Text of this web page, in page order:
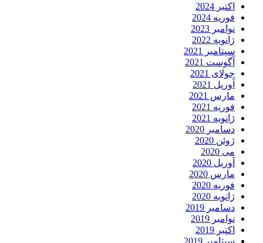
اکتبر 2024
فوریه 2024
نوامبر 2023
ژانویه 2022
سپتامبر 2021
آگوست 2021
جولای 2021
آوریل 2021
مارس 2021
فوریه 2021
ژانویه 2021
دسامبر 2020
ژوئن 2020
می 2020
آوریل 2020
مارس 2020
فوریه 2020
ژانویه 2020
دسامبر 2019
نوامبر 2019
اکتبر 2019
سپتامبر 2019